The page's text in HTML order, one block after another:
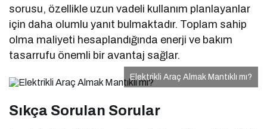
sorusu, özellikle uzun vadeli kullanım planlayanlar
için daha olumlu yanıt bulmaktadır. Toplam sahip
olma maliyeti hesaplandığında enerji ve bakım
tasarrufu önemli bir avantaj sağlar.
Elektrikli Araç Almak Mantıklı mı?
Sıkça Sorulan Sorular